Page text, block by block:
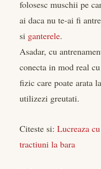
folosesc muschii pe
ai daca nu te-ai fi
si ganterele.
Asadar, cu
conecta in mod real
fizic care poate arata
utilizezi greutati.
Citeste si: Lucreaza
tractiuni la bara